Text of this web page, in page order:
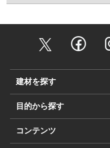
建材を探す
目的から探す
コンテンツ